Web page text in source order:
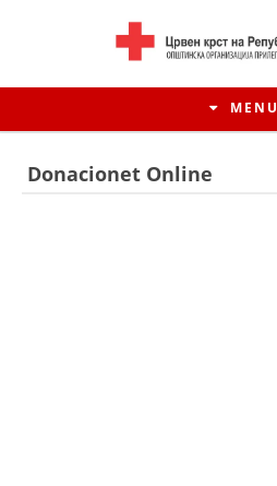
MENU
Donacionet Online